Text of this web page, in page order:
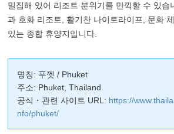
밀집해 있어 리조트 분위기를 만끽할 수 있습
과 호화 리조트, 활기찬 나이트라이프, 문화
있는 종합 휴양지입니다.
명칭: 푸껫 / Phuket
주소: Phuket, Thailand
공식・관련 사이트 URL: https://
nfo/phuket/